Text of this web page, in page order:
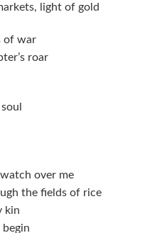
light of gold
of war
roar
over me
the fields of rice
kin
begin